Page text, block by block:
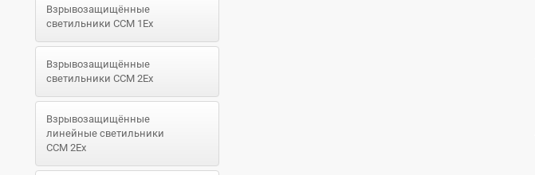
Взрывозащищённые
светильники ССМ 1Ex
Взрывозащищённые
светильники ССМ 2Ex
Взрывозащищённые
линейные светильники
ССМ 2Ex